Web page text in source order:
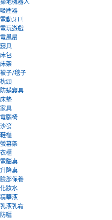
掃地機器人
吸塵器
電動牙刷
電玩遊戲
電風扇
寢具
床包
床架
被子/毯子
枕頭
防蟎寢具
床墊
家具
電腦椅
沙發
鞋櫃
螢幕架
衣櫃
電腦桌
升降桌
臉部保養
化妝水
精華液
乳液乳霜
防曬